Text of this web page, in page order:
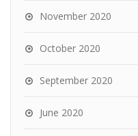
November 2020
October 2020
September 2020
June 2020